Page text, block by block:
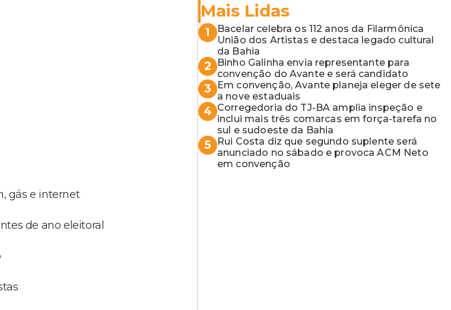
gás e internet
de ano eleitoral
Mais Lidas
1
Bacelar celebra os 112 anos da Filarmônica
União dos Artistas e destaca legado cultural
da Bahia
2
Binho Galinha envia representante para
convenção do Avante e será candidato
3
Em convenção, Avante planeja eleger de sete
a nove estaduais
4 Corregedoria do TJ-BA amplia inspeção e
inclui mais três comarcas em força-tarefa no
sul e sudoeste da Bahia
5
Rui Costa diz que segundo suplente será
anunciado no sábado e provoca ACM Neto
em convenção